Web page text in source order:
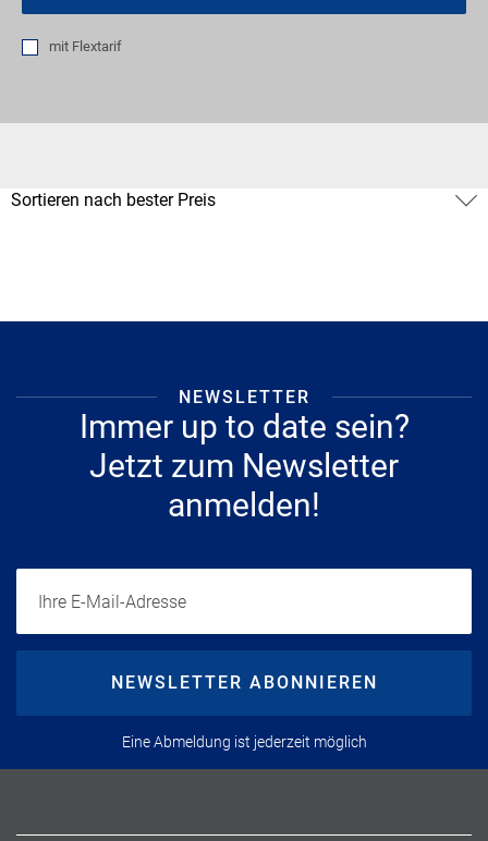
mit Flextarif
NEWSLETTER
Immer up to date sein?
Jetzt zum Newsletter
anmelden!
NEWSLETTER ABONNIEREN
Eine Abmeldung ist jederzeit möglich